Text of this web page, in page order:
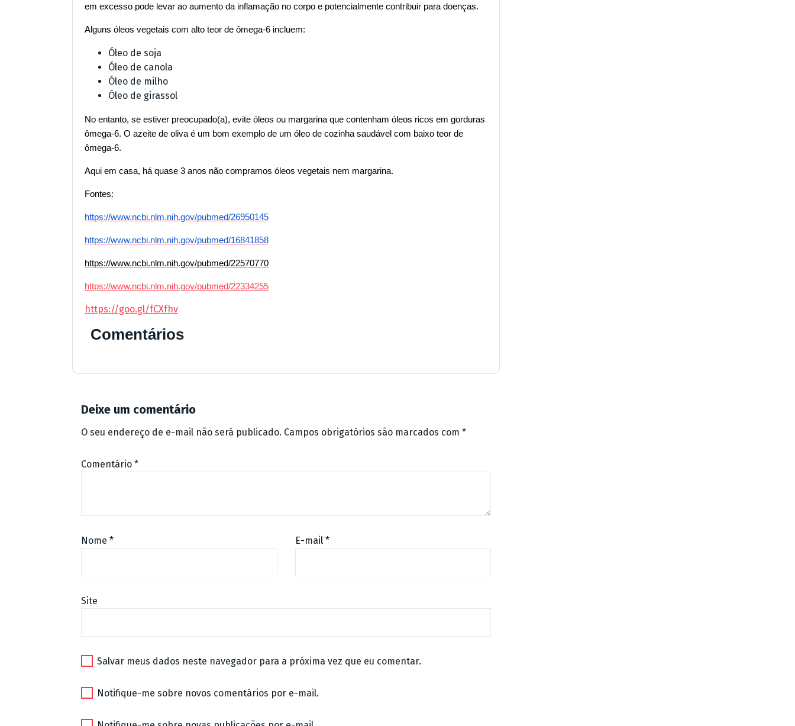
em excesso pode levar ao aumento da inflamação no corpo e potencialmente contribuir para doenças.
Alguns óleos vegetais com alto teor de ômega-6 incluem:
Óleo de soja
Óleo de canola
Óleo de milho
Óleo de girassol
No entanto, se estiver preocupado(a), evite óleos ou margarina que contenham óleos ricos em gorduras
ômega-6. O azeite de oliva é um bom exemplo de um óleo de cozinha saudável com baixo teor de
ômega-6.
Aqui em casa, há quase 3 anos não compramos óleos vegetais nem margarina.
Fontes:
https://www.ncbi.nlm.nih.gov/pubmed/26950145
https://www.ncbi.nlm.nih.gov/pubmed/16841858
https://www.ncbi.nlm.nih.gov/pubmed/22570770
https://www.ncbi.nlm.nih.gov/pubmed/22334255
https://goo.gl/fCXfhv
Comentários
Deixe um comentário
O seu endereço de e-mail não será publicado. Campos obrigatórios são marcados com *
Comentário *
Nome * E-mail *
Site
Salvar meus dados neste navegador para a próxima vez que eu comentar.
Notifique-me sobre novos comentários por e-mail.